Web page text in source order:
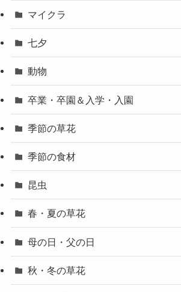
マイクラ
七夕
動物
卒業・卒園＆入学・入園
季節の草花
季節の食材
昆虫
春・夏の草花
母の日・父の日
秋・冬の草花